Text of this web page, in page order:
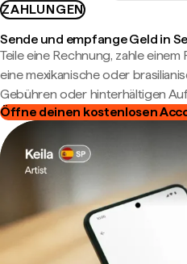
ZAHLUNGEN
Sende und empfange Geld in
Teile eine Rechnung, zahle
eine mexikanische oder
Gebühren oder hinterhältigen
Öffne deinen kostenlosen